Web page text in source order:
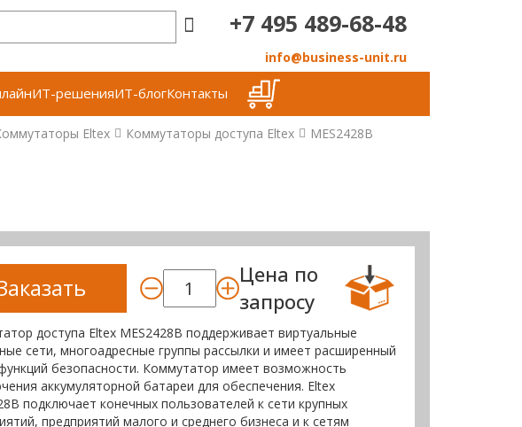
+7 495 489-68-48
info@business-unit.ru
ИТ-решенияИТ-блогКонтакты
Eltex Коммутаторы доступа Eltex MES2428B
Цена по
запросу
доступа Eltex MES2428B поддерживает виртуальные
сети, многоадресные группы рассылки и имеет расширенный
безопасности. Коммутатор имеет возможность
аккумуляторной батареи для обеспечения. Eltex
подключает конечных пользователей к сети крупных
предприятий малого и среднего бизнеса и к сетям